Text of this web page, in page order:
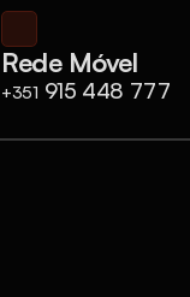
Rede Móvel
+351 915 448 777